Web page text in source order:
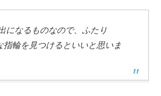
になるものなので、ふたり
指輪を見つけるといいと思いま